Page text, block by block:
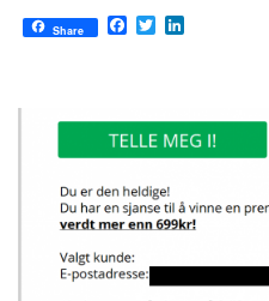
Share Facebook
Twitter